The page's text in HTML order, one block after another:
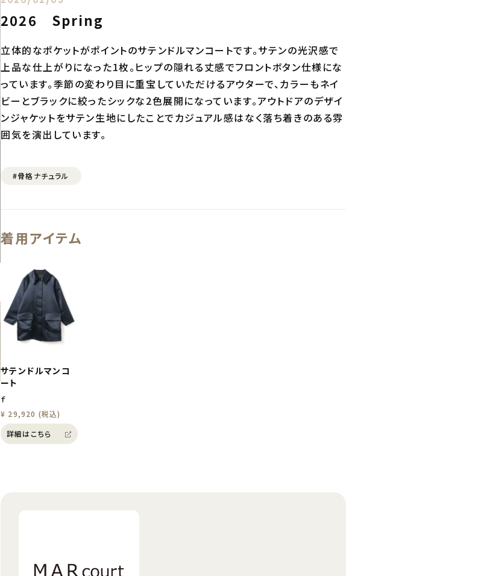
2026 Spring
立体的なポケットがポイントのサテンドルマンコートです。サテンの光沢感で
上品な仕上がりになった1枚。ヒップの隠れる丈感でフロントボタン仕様にな
っています。季節の変わり目に重宝していただけるアウターで、カラーもネイ
ビーとブラックに絞ったシックな2色展開になっています。アウトドアのデザイ
ンジャケットをサテン生地にしたことでカジュアル感はなく落ち着きのある雰
囲気を演出しています。
#骨格ナチュラル
着用アイテム
サテンドルマンコ
ート
ｆ
¥ 29,920 (税込)
詳細はこちら